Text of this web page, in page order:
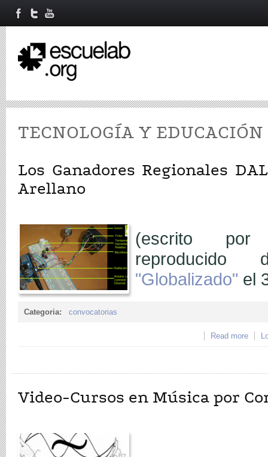
TECNOLOGÍA Y EDUCACIÓN
Los Ganadores Regionales
Arellano
(escrito por
"Globalizado" el
Categoria: convocatorias
Read more
Video-Cursos en Música por